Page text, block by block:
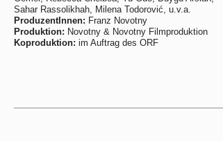
Sahar Rassolikhah, Milena Todorović, u.v.a.
ProduzentInnen: Franz Novotny
Produktion: Novotny & Novotny Filmproduktion
Koproduktion: im Auftrag des ORF